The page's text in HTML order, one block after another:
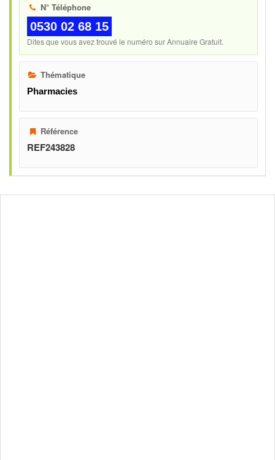
N° Téléphone
0530 02 68 15
Dites que vous avez trouvé le numéro sur Annuaire Gratuit.
Thématique
Pharmacies
Référence
REF243828